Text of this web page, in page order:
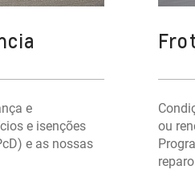
e
e isenções
e as nossas
ou